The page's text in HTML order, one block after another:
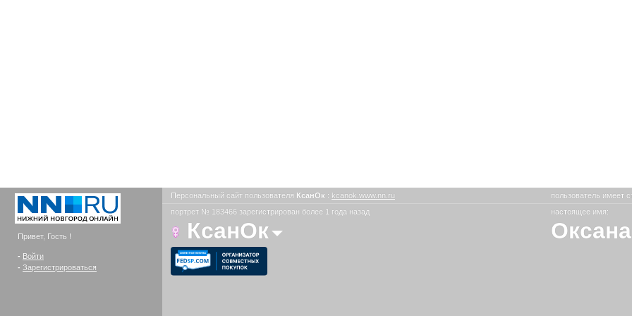
Привет, Гость !
- Войти
- Зарегистрироваться
Персональный сайт пользователя КсанОк : kcanok.www.nn.ru пользователь имеет
портрет № 183466 зарегистрирован более 1 года назад
КсанОк
настоящее имя:
Оксана